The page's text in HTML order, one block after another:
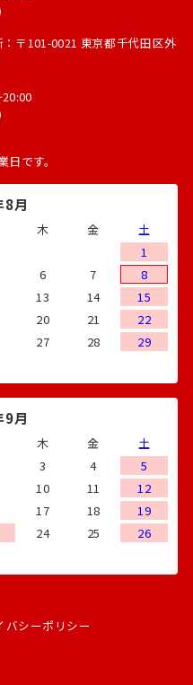
：〒101-0021 東京都千代田区外
です。
月
木 金
土
1
6 7
8
13 14
15
20 21
22
27 28
29
月
木 金
土
3 4
5
10 11
12
17 18
19
24 25
26
バシーポリシー